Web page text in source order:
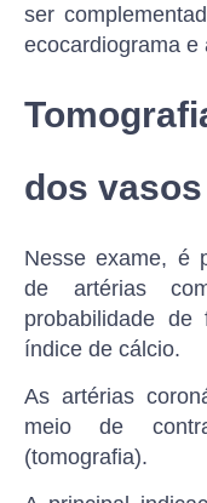
ser
ecocardiograma e
dos
Nesse exame, é
de artérias
probabilidade
índice de cálcio.
As artérias
meio de
(tomografia).